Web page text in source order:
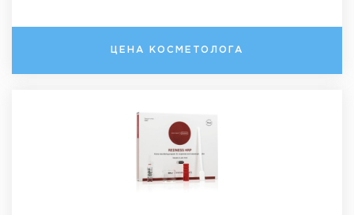
ЦЕНА КОСМЕТОЛОГА